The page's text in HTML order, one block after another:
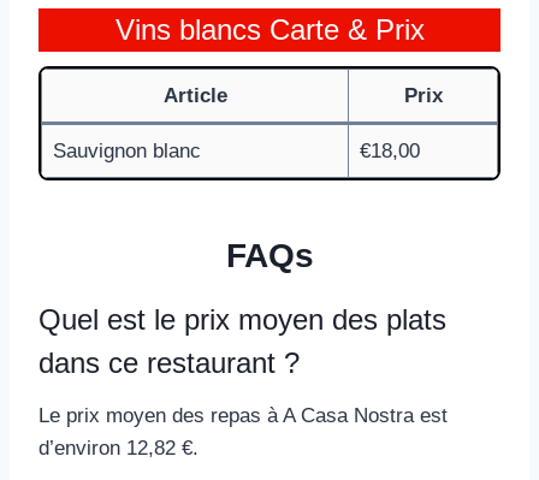
Vins blancs Carte & Prix
Article Prix
Sauvignon blanc €18,00
FAQs
Quel est le prix moyen des plats
dans ce restaurant ?
Le prix moyen des repas à A Casa Nostra est
d’environ 12,82 €.